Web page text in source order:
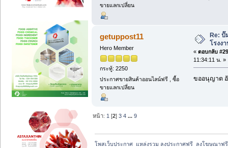
ขายแลกเปลี่ยน
getuppost11
Hero Member
กระทู้: 2250
ประกาศขายสินค้าออนไลน์ฟรี , ซื้อ
ขายแลกเปลี่ยน
Re: ปั๊
โรงง
« ตอบกลับ
11:34:11 น. »
ขออนุญาต
หน้า: 1 [2]3 4 ...9
โพสเว็บประกาศ  แหล่งรวม ลงประกาศฟรี  ลงโฆษณาฟรี